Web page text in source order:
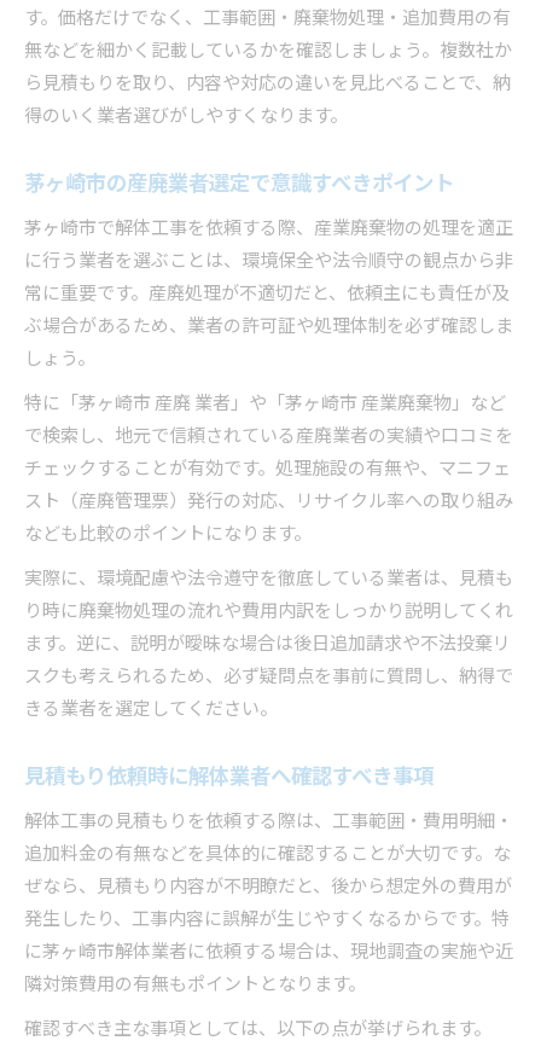
す。価格だけでなく、工事範囲・廃棄物処理・追加費用の有
無などを細かく記載しているかを確認しましょう。複数社か
ら見積もりを取り、内容や対応の違いを見比べることで、納
得のいく業者選びがしやすくなります。
茅ヶ崎市の産廃業者選定で意識すべきポイント
茅ヶ崎市で解体工事を依頼する際、産業廃棄物の処理を適正
に行う業者を選ぶことは、環境保全や法令順守の観点から非
常に重要です。産廃処理が不適切だと、依頼主にも責任が及
ぶ場合があるため、業者の許可証や処理体制を必ず確認しま
しょう。
特に「茅ヶ崎市 産廃 業者」や「茅ヶ崎市 産業廃棄物」など
で検索し、地元で信頼されている産廃業者の実績や口コミを
チェックすることが有効です。処理施設の有無や、マニフェ
スト（産廃管理票）発行の対応、リサイクル率への取り組み
なども比較のポイントになります。
実際に、環境配慮や法令遵守を徹底している業者は、見積も
り時に廃棄物処理の流れや費用内訳をしっかり説明してくれ
ます。逆に、説明が曖昧な場合は後日追加請求や不法投棄リ
スクも考えられるため、必ず疑問点を事前に質問し、納得で
きる業者を選定してください。
見積もり依頼時に解体業者へ確認すべき事項
解体工事の見積もりを依頼する際は、工事範囲・費用明細・
追加料金の有無などを具体的に確認することが大切です。な
ぜなら、見積もり内容が不明瞭だと、後から想定外の費用が
発生したり、工事内容に誤解が生じやすくなるからです。特
に茅ヶ崎市解体業者に依頼する場合は、現地調査の実施や近
隣対策費用の有無もポイントとなります。
確認すべき主な事項としては、以下の点が挙げられます。